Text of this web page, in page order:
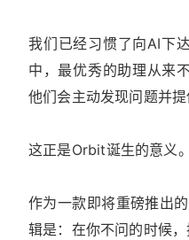
我们已经习惯了向AI下
中，最优秀的助理从来
他们会主动发现问题并提
这正是Orbit诞生的意义。
作为一款即将重磅推出
辑是：在你不问的时候，